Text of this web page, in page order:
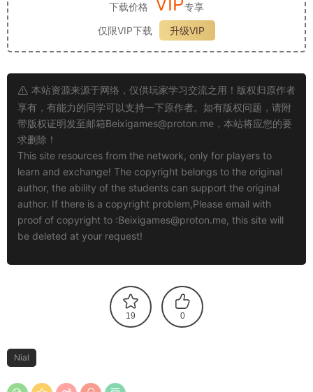
下载价格
专享
仅限VIP下载
升级VIP
本站资源来源于网络，仅供玩家学习交流之用！版权归原作者
享有，有能力的同学可以支持一下原作者。如有版权问题，请附
带版权证明发至邮箱Beixigames@proton.me ，本站将应您的要
求删除！
This site resources from the network, only for players to
learn and exchange! The copyright belongs to the original
author, the ability of the students can support the original
author. If there is a copyright problem,Please email with
proof of copyright to :Beixigames@proton.me, this site will
be deleted at your request!
19 0
Nial